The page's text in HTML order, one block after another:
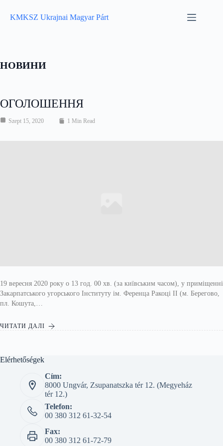
content
KMKSZ Ukrajnai Magyar Párt
НОВИНИ
ОГОЛОШЕННЯ
Szept 15, 2020 1 Min Read
19 вересня 2020 року о 13 год. 00 хв. (за київським часом), у приміщенні
Закарпатського угорського Інституту ім. Ференца Ракоці II (м. Берегово,
пл. Кошута,…
ЧИТАТИ ДАЛІ
Elérhetőségek
Cím:
8000 Ungvár, Zsupanatszka tér 12. (Megyeház
tér 12.)
Telefon:
00 380 312 61-32-54
Fax:
00 380 312 61-72-79